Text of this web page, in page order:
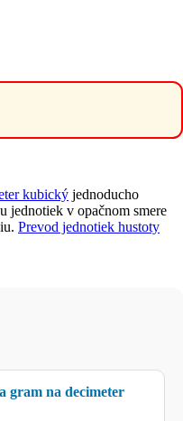
kubický jednoducho
jednotiek v opačnom smere
Prevod jednotiek hustoty
gram na decimeter